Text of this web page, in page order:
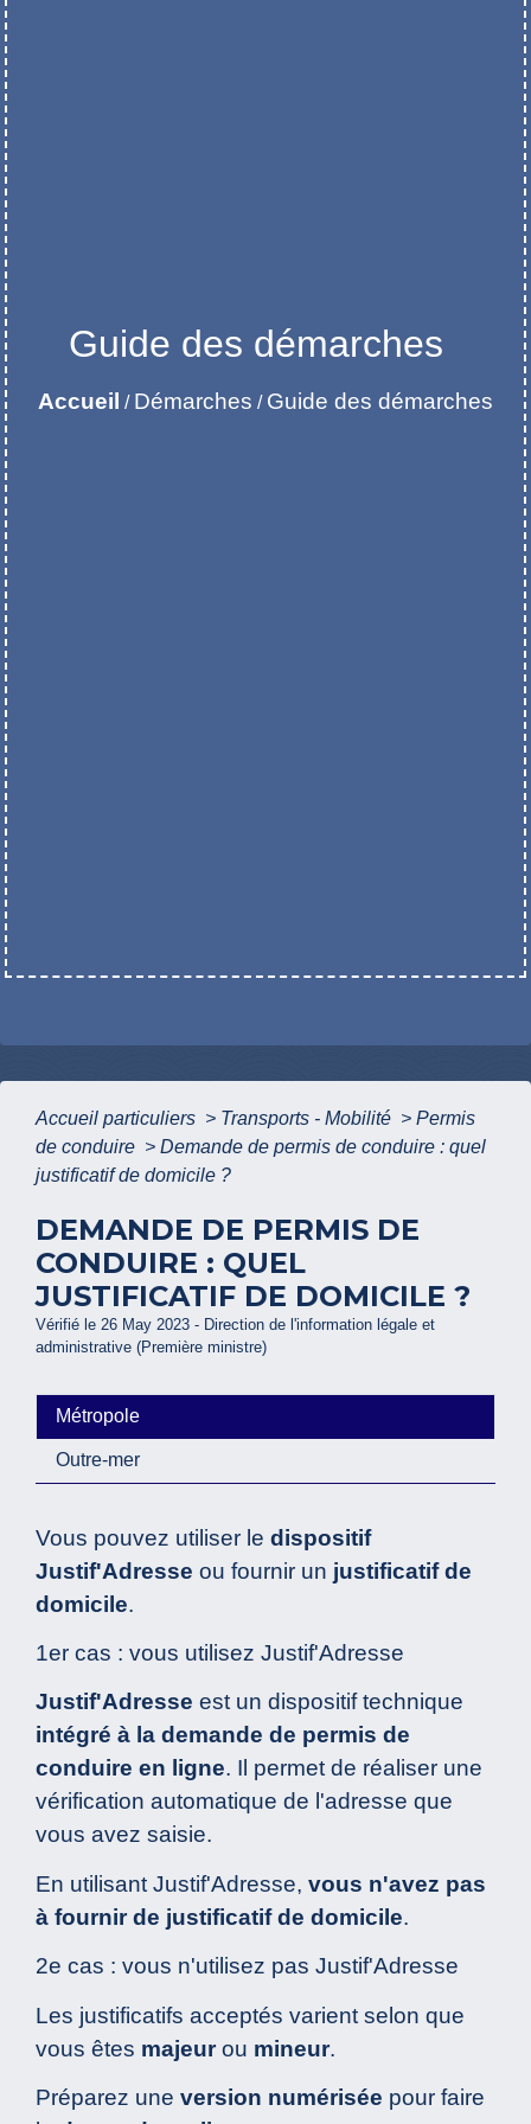
Guide des démarches
Accueil / Démarches / Guide des démarches
Accueil particuliers > Transports - Mobilité > Permis
de conduire > Demande de permis de conduire : quel
justificatif de domicile ?
DEMANDE DE PERMIS DE
CONDUIRE : QUEL
JUSTIFICATIF DE DOMICILE ?
Vérifié le 26 May 2023 - Direction de l'information légale et
administrative (Première ministre)
Métropole
Outre-mer
Vous pouvez utiliser le dispositif
Justif'Adresse ou fournir un justificatif de
domicile.
1er cas : vous utilisez Justif'Adresse
Justif'Adresse est un dispositif technique
intégré à la demande de permis de
conduire en ligne. Il permet de réaliser une
vérification automatique de l'adresse que
vous avez saisie.
En utilisant Justif'Adresse, vous n'avez pas
à fournir de justificatif de domicile.
2e cas : vous n'utilisez pas Justif'Adresse
Les justificatifs acceptés varient selon que
vous êtes majeurou mineur.
Préparez une version numérisée pour faire